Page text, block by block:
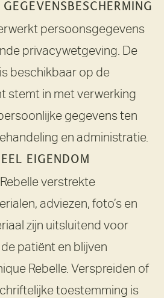
persoonsgegevens
privacywetgeving. De
beschikbaar op de
stemt in met verwerking
gegevens ten
en administratie.
EIGENDOM
verstrekte
adviezen, foto’s en
zijn uitsluitend voor
patiënt en blijven
Rebelle. Verspreiden of
toestemming is